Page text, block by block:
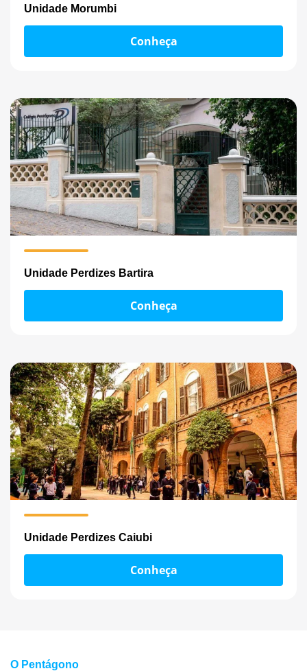
Unidade Morumbi
Conheça
Unidade Perdizes Bartira
Conheça
Unidade Perdizes Caiubi
Conheça
O Pentágono